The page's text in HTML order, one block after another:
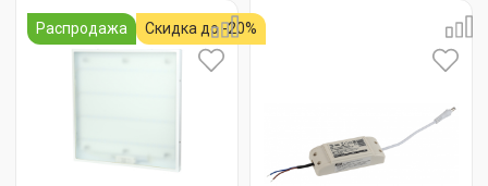
Распродажа Скидка до -20%